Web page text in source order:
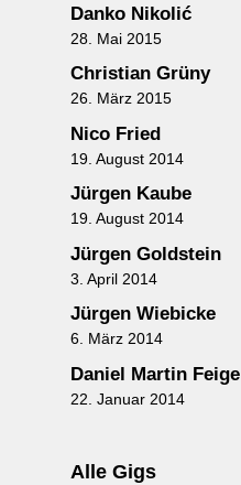
Danko Nikolić
28. Mai 2015
Christian Grüny
26. März 2015
Nico Fried
19. August 2014
Jürgen Kaube
19. August 2014
Jürgen Goldstein
3. April 2014
Jürgen Wiebicke
6. März 2014
Daniel Martin Feige
22. Januar 2014
Alle Gigs